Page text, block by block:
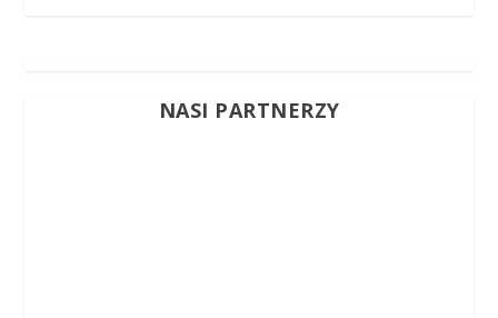
NASI PARTNERZY